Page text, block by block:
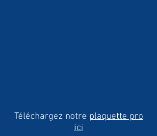
Téléchargez notre plaquette pro
ici